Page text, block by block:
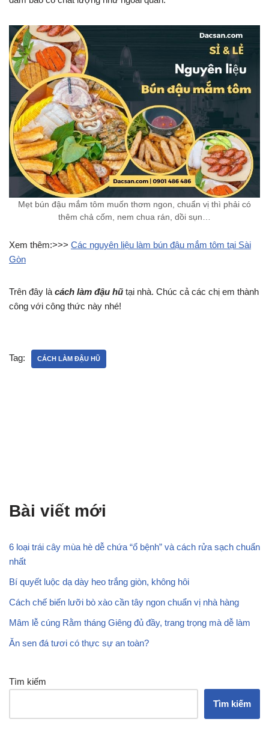
Mẹt bún đậu mắm tôm muốn thơm ngon, chuẩn vị thì phải có
thêm chả cốm, nem chua rán, dồi sụn…
Xem thêm:>>> Các nguyên liệu làm bún đậu mắm tôm tại Sài
Gòn
Trên đây là cách làm đậu hũ tại nhà. Chúc cả các chị em thành
công với công thức này nhé!
Tag: CÁCH LÀM ĐẬU HŨ
Bài viết mới
6 loại trái cây mùa hè dễ chứa “ổ bệnh” và cách rửa sạch chuẩn
nhất
Bí quyết luộc dạ dày heo trắng giòn, không hôi
Cách chế biến lưỡi bò xào cần tây ngon chuẩn vị nhà hàng
Mâm lễ cúng Rằm tháng Giêng đủ đầy, trang trọng mà dễ làm
Ăn sen đá tươi có thực sự an toàn?
Tìm kiếm
Tìm kiếm